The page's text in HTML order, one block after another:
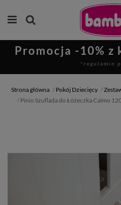
Promocja -10% z
*regulamin
Strona główna Pokój Dziecięcy
Pinio Szuflada do Łóżeczka Calmo